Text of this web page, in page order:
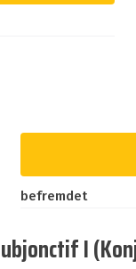
befremdet
I